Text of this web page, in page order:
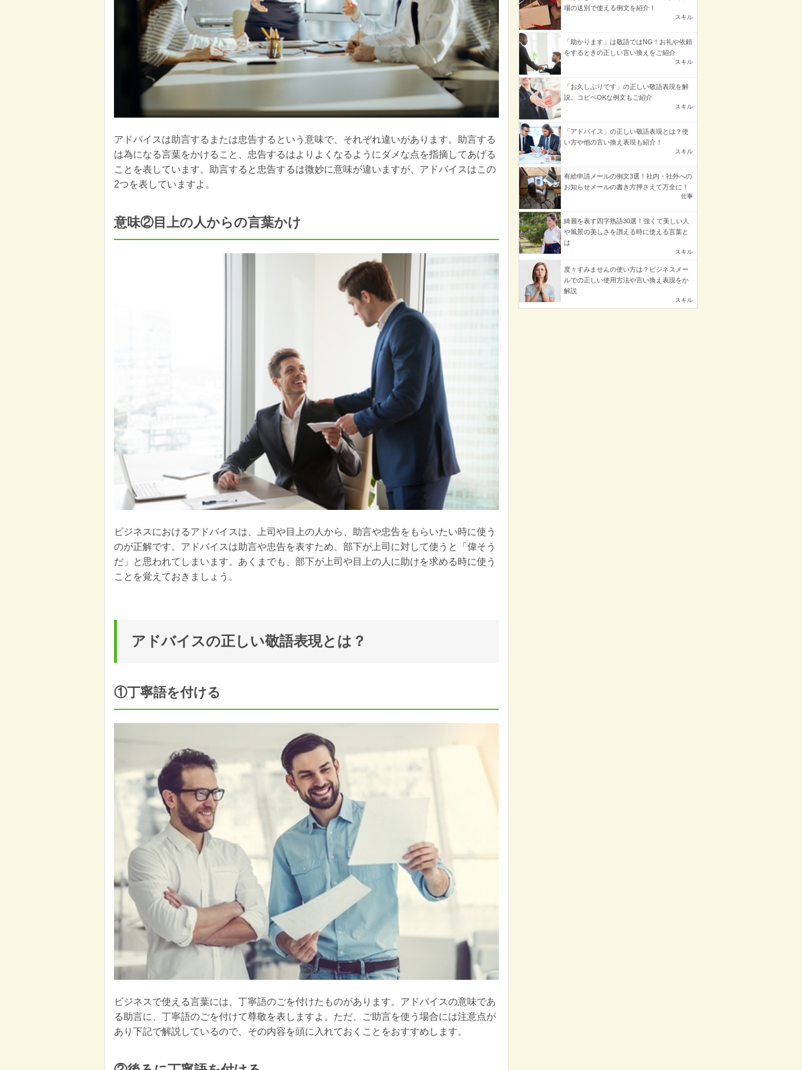
アドバイスは助言するまたは忠告するという意味で、それぞれ違いがあります。助言する
は為になる言葉をかけること、忠告するはよりよくなるようにダメな点を指摘してあげる
ことを表しています。助言すると忠告するは微妙に意味が違いますが、アドバイスはこの
2つを表していますよ。
意味②目上の人からの言葉かけ
ビジネスにおけるアドバイスは、上司や目上の人から、助言や忠告をもらいたい時に使う
のが正解です。アドバイスは助言や忠告を表すため、部下が上司に対して使うと「偉そう
だ」と思われてしまいます。あくまでも、部下が上司や目上の人に助けを求める時に使う
ことを覚えておきましょう。
アドバイスの正しい敬語表現とは？
①丁寧語を付ける
ビジネスで使える言葉には、丁寧語のごを付けたものがあります。アドバイスの意味であ
る助言に、丁寧語のごを付けて尊敬を表しますよ。ただ、ご助言を使う場合には注意点が
あり下記で解説しているので、その内容を頭に入れておくことをおすすめします。
場の送別で使える例文を紹介！
スキル
「助かります」は敬語ではNG！お礼や依頼
をするときの正しい言い換えをご紹介
スキル
「お久しぶりです」の正しい敬語表現を解
説。コピペOKな例文もご紹介
スキル
「アドバイス」の正しい敬語表現とは？使
い方や他の言い換え表現も紹介！
スキル
有給申請メールの例文3選！社内・社外への
お知らせメールの書き方押さえて万全に！
仕事
綺麗を表す四字熟語30選！強くて美しい人
や風景の美しさを讃える時に使える言葉と
は
スキル
度々すみませんの使い方は？ビジネスメー
ルでの正しい使用方法や言い換え表現をか
解説
スキル